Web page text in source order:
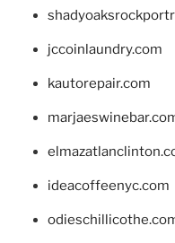
jccoinlaundry.com
kautorepair.com
ideacoffeenyc.com